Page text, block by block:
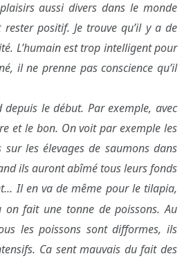
aussi divers dans le monde
rester positif. Je trouve qu’il y a de
L’humain est trop intelligent pour
il ne prenne pas conscience qu’il
depuis le début. Par exemple, avec
et le bon. On voit par exemple les
sur les élevages de saumons dans
ils auront abîmé tous leurs fonds
Il en va de même pour le tilapia,
on fait une tonne de poissons. Au
les poissons sont difformes, ils
Ca sent mauvais du fait des